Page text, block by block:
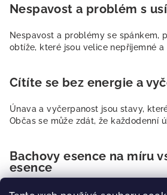
Nespavost a problém s
Nespavost a problémy se spánkem,
obtíže, které jsou velice nepříjemné a
Cítíte se bez energie a
Únava a vyčerpanost jsou stavy,
Občas se může zdát, že každodenní
Bachovy esence na míru
esence